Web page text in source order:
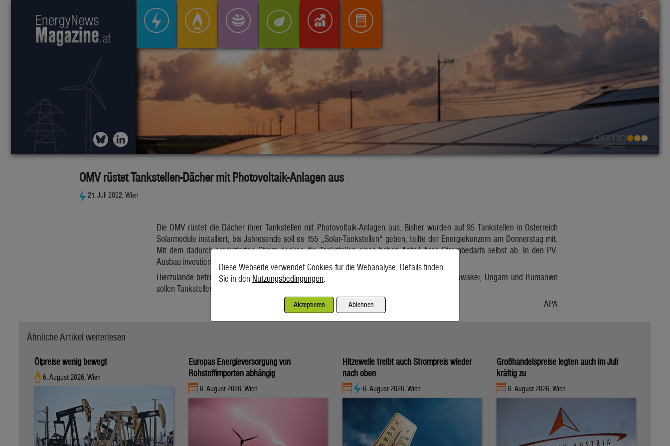
OMV rüstet Tankstellen-Dächer mit Photovoltaik-Anlagen aus
21. Juli 2022, Wien
Die OMV rüstet die Dächer ihrer Tankstellen mit Photovoltaik-Anlagen aus. Bisher wurden auf 95 Tankstellen in Österreich
Solarmodule installiert, bis Jahresende soll es 155 „Solar-Tankstellen“ geben, teilte der Energiekonzern am Donnerstag mit.
Mit dem dadurch produzierten Strom decken die Tankstellen einen hohen Anteil ihres Strombedarfs selbst ab. In den PV-
Ausbau investiert die OMV in Österreich rund 7 Mio. Euro.
Hierzulande betreibt die OMV 219 Tankstellen, in ganz Europa sind es 2.100. Auch in der Slowakei, Ungarn und Rumänien
sollen Tankstellen zukünftig Strom aus Sonnenenergie produzieren.
APA
Ähnliche Artikel weiterlesen
Ölpreise wenig bewegt
6. August 2026, Wien
Europas Energieversorgung von
Rohstoffimporten abhängig
6. August 2026, Wien
Hitzewelle treibt auch Strompreis wieder
nach oben
6. August 2026, Wien
Großhandelspreise legten auch im Juli
kräftig zu
6. August 2026, Wien
Diese Webseite verwendet Cookies für die Webanalyse. Details finden
Sie in den Nutzungsbedingungen.
Akzeptieren Ablehnen